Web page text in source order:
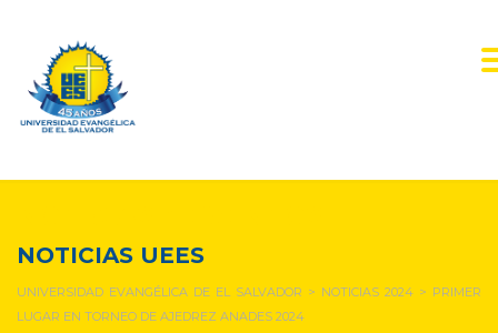
NOTICIAS UEES
UNIVERSIDAD EVANGÉLICA DE EL SALVADOR > NOTICIAS 2024 > PRIMER
LUGAR EN TORNEO DE AJEDREZ ANADES 2024